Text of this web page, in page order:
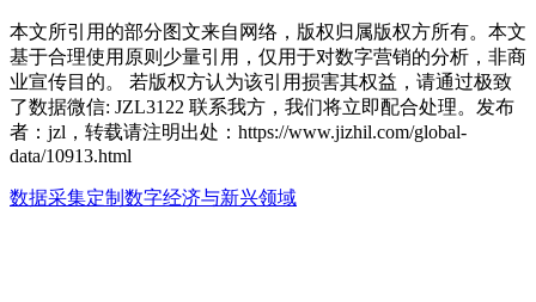
本文所引用的部分图文来自网络，版权归属版权方所有。本文
基于合理使用原则少量引用，仅用于对数字营销的分析，非商
业宣传目的。 若版权方认为该引用损害其权益，请通过极致
了数据微信: JZL3122 联系我方，我们将立即配合处理。发布
者：jzl，转载请注明出处： https://www.jizhil.com/global-
data/10913.html
数据采集定制 数字经济与新兴领域